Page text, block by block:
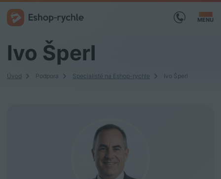
MENU
Ivo Šperl
Úvod Podpora Specialisté na Eshop-rychle Ivo Šperl